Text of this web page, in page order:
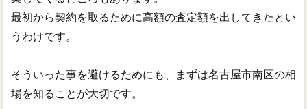
最初から契約を取るために高額の査定額を出してきたとい
うわけです。
そういった事を避けるためにも、まずは名古屋市南区の相
場を知ることが大切です。